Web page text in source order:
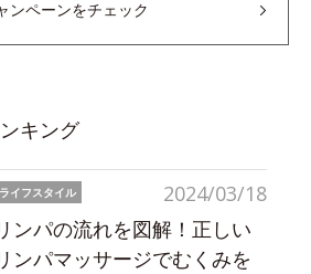
ンペーンをチェック
キング
2024/03/18
ライフスタイル
ンパの流れを図解！正しい
ンパマッサージでむくみを